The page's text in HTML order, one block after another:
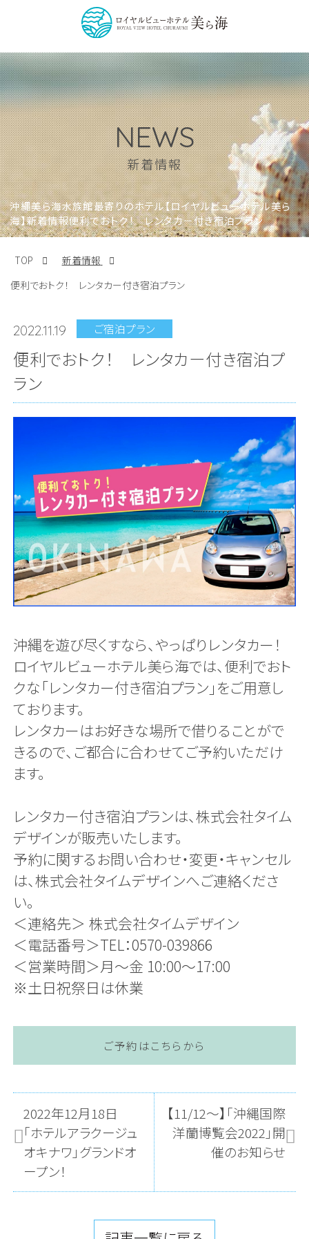
NEWS
新着情報
沖縄美ら海水族館最寄りのホテル【ロイヤルビューホテル美ら
海】新着情報便利でおトク！ レンタカー付き宿泊プラン
TOP
新着情報
便利でおトク！ レンタカー付き宿泊プラン
2022.11.19 ご宿泊プラン
便利でおトク！ レンタカー付き宿泊プ
ラン
沖縄を遊び尽くすなら、やっぱりレンタカー！
ロイヤルビューホテル美ら海では、便利でおト
クな「レンタカー付き宿泊プラン」をご用意し
ております。
レンタカーはお好きな場所で借りることがで
きるので、ご都合に合わせてご予約いただけ
ます。
レンタカー付き宿泊プランは、株式会社タイム
デザインが販売いたします。
予約に関するお問い合わせ・変更・キャンセル
は、株式会社タイムデザインへご連絡くださ
い。
＜連絡先＞ 株式会社タイムデザイン
＜電話番号＞TEL：0570-039866
＜営業時間＞月〜金 10:00〜17:00
※土日祝祭日は休業
ご予約はこちらから
2022年12月18日
「ホテルアラクージュ
オキナワ」グランドオ
ープン！
【11/12～】「沖縄国際
洋蘭博覧会2022」開
催のお知らせ